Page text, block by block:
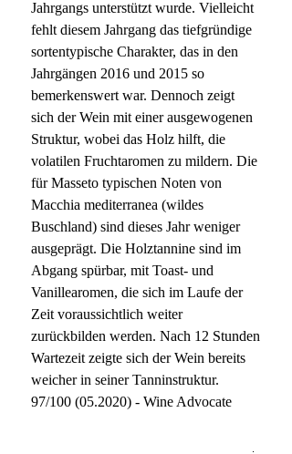
Jahrgangs unterstützt wurde. Vielleicht
fehlt diesem Jahrgang das tiefgründige
sortentypische Charakter, das in den
Jahrgängen 2016 und 2015 so
bemerkenswert war. Dennoch zeigt
sich der Wein mit einer ausgewogenen
Struktur, wobei das Holz hilft, die
volatilen Fruchtaromen zu mildern. Die
für Masseto typischen Noten von
Macchia mediterranea (wildes
Buschland) sind dieses Jahr weniger
ausgeprägt. Die Holztannine sind im
Abgang spürbar, mit Toast- und
Vanillearomen, die sich im Laufe der
Zeit voraussichtlich weiter
zurückbilden werden. Nach 12 Stunden
Wartezeit zeigte sich der Wein bereits
weicher in seiner Tanninstruktur.
97/100 (05.2020) - Wine Advocate